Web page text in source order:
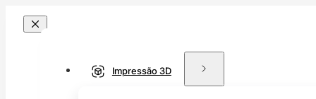
Impressão 3D